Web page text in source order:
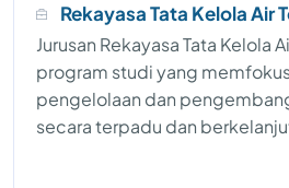
Rekayasa Tata Kelola Air
Jurusan Rekayasa Tata Kelola
program studi yang
pengelolaan dan
secara terpadu dan